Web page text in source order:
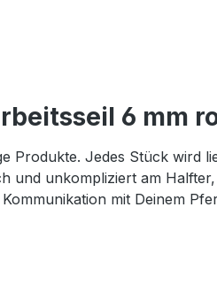
6 mm
Produkte. Jedes Stück wird
und unkompliziert am
mit Deinem